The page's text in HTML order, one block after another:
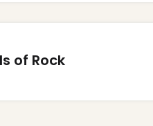
of Rock